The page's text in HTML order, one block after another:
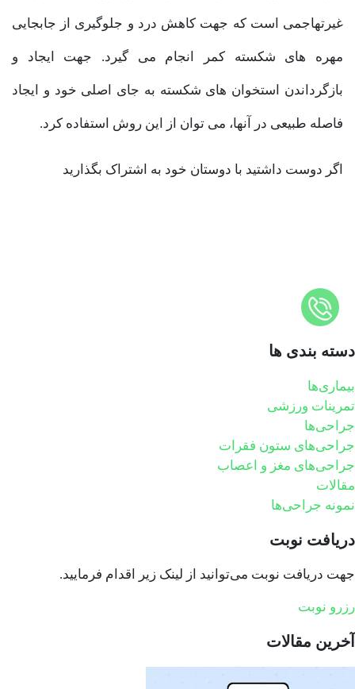
غیرتهاجمی است که جهت کاهش درد و جلوگیری از جابجایی
مهره های شکسته کمر انجام می گیرد. جهت ایجاد و
بازگرداندن استخوان های شکسته به جای اصلی خود و ایجاد
فاصله طبیعی در آنها، می توان از این روش استفاده کرد.
اگر دوست داشتید با دوستان خود به اشتراک بگذارید
دسته بندی ها
بیماری‌ها
تمرینات ورزشی
جراحی‌ها
جراحی‌های ستون فقرات
جراحی‌های مغز و اعصاب
مقالات
نمونه جراحی‌ها
دریافت نوبت
جهت دریافت نوبت می‌توانید از لینک زیر اقدام فرمایید.
رزرو نوبت
آخرین مقالات